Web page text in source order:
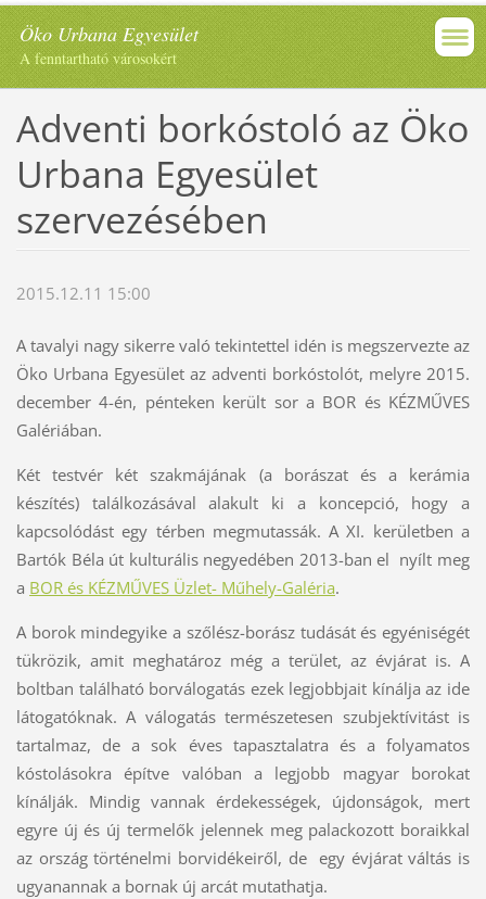
Öko Urbana Egyesület
A fenntartható városokért
Adventi borkóstoló az Öko
Urbana Egyesület
szervezésében
2015.12.11 15:00
A tavalyi nagy sikerre való tekintettel idén is megszervezte az
Öko Urbana Egyesület az adventi borkóstolót, melyre 2015.
december 4-én, pénteken került sor a BOR és KÉZMŰVES
Galériában.
Két testvér két szakmájának (a borászat és a kerámia
készítés) találkozásával alakult ki a koncepció, hogy a
kapcsolódást egy térben megmutassák. A XI. kerületben a
Bartók Béla út kulturális negyedében 2013-ban el nyílt meg
a BOR és KÉZMŰVES Üzlet- Műhely-Galéria.
A borok mindegyike a szőlész-borász tudását és egyéniségét
tükrözik, amit meghatároz még a terület, az évjárat is. A
boltban található borválogatás ezek legjobbjait kínálja az ide
látogatóknak. A válogatás természetesen szubjektívitást is
tartalmaz, de a sok éves tapasztalatra és a folyamatos
kóstolásokra építve valóban a legjobb magyar borokat
kínálják. Mindig vannak érdekességek, újdonságok, mert
egyre új és új termelők jelennek meg palackozott boraikkal
az ország történelmi borvidékeiről, de egy évjárat váltás is
ugyanannak a bornak új arcát mutathatja.